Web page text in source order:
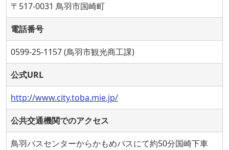
〒517-0031 鳥羽市国崎町
電話番号
0599-25-1157 (鳥羽市観光商工課)
公式URL
http://www.city.toba.mie.jp/
公共交通機関でのアクセス
鳥羽バスセンターからかもめバスにて約50分国崎下車